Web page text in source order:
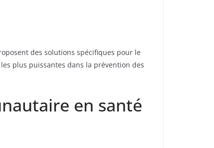
des solutions spécifiques pour le
plus puissantes dans la prévention des
en santé